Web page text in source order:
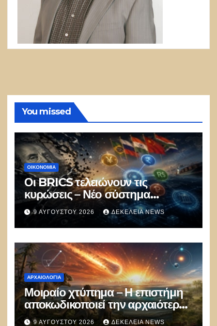
You missed
ΟΙΚΟΝΟΜΙΑ
Οι BRICS τελειώνουν τις
κυρώσεις – Νέο σύστημα
πληρωμών με ψηφιακά
νομίσματα εκτός δολαρίου για το
εμπόριο
9 ΑΥΓΟΎΣΤΟΥ 2026 ΔΕΚΈΛΕΙΑ NEWS
ΑΡΧΑΙΟΛΟΓΊΑ
Μοιραίο χτύπημα – Η επιστήμη
αποκωδικοποιεί την αρχαιότερη
μαζική δολοφονία στην Ιστορία
9 ΑΥΓΟΎΣΤΟΥ 2026 ΔΕΚΈΛΕΙΑ NEWS